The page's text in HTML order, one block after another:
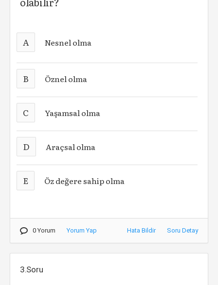
A Nesnel olma
B Öznel olma
C Yaşamsal olma
D Araçsal olma
E Öz değere sahip olma
0 Yorum Yorum Yap Hata Bildir Soru Detay
3.Soru